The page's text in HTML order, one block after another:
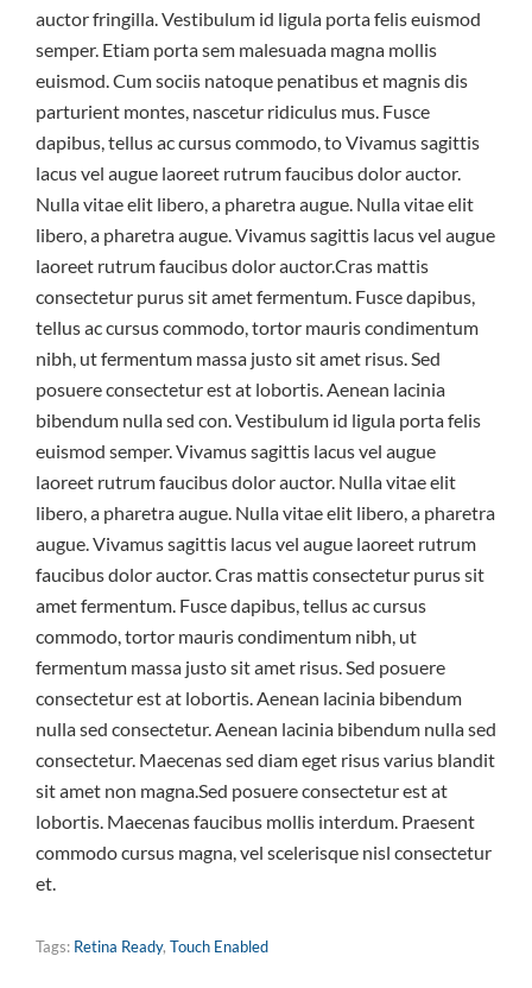
auctor fringilla. Vestibulum id ligula porta felis euismod
semper. Etiam porta sem malesuada magna mollis
euismod. Cum sociis natoque penatibus et magnis dis
parturient montes, nascetur ridiculus mus. Fusce
dapibus, tellus ac cursus commodo, to Vivamus sagittis
lacus vel augue laoreet rutrum faucibus dolor auctor.
Nulla vitae elit libero, a pharetra augue. Nulla vitae elit
libero, a pharetra augue. Vivamus sagittis lacus vel augue
laoreet rutrum faucibus dolor auctor.Cras mattis
consectetur purus sit amet fermentum. Fusce dapibus,
tellus ac cursus commodo, tortor mauris condimentum
nibh, ut fermentum massa justo sit amet risus. Sed
posuere consectetur est at lobortis. Aenean lacinia
bibendum nulla sed con. Vestibulum id ligula porta felis
euismod semper. Vivamus sagittis lacus vel augue
laoreet rutrum faucibus dolor auctor. Nulla vitae elit
libero, a pharetra augue. Nulla vitae elit libero, a pharetra
augue. Vivamus sagittis lacus vel augue laoreet rutrum
faucibus dolor auctor. Cras mattis consectetur purus sit
amet fermentum. Fusce dapibus, tellus ac cursus
commodo, tortor mauris condimentum nibh, ut
fermentum massa justo sit amet risus. Sed posuere
consectetur est at lobortis. Aenean lacinia bibendum
nulla sed consectetur. Aenean lacinia bibendum nulla sed
consectetur. Maecenas sed diam eget risus varius blandit
sit amet non magna.Sed posuere consectetur est at
lobortis. Maecenas faucibus mollis interdum. Praesent
commodo cursus magna, vel scelerisque nisl consectetur
et.
Tags: Retina Ready, Touch Enabled